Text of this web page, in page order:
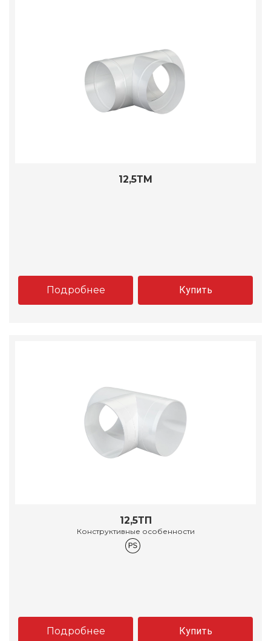
12,5ТМ
Подробнее Купить
12,5ТП
Конструктивные особенности
Подробнее Купить